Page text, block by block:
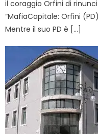
il coraggio Orfini di
“MafiaCapitale: Orfini
Mentre il suo PD è […]